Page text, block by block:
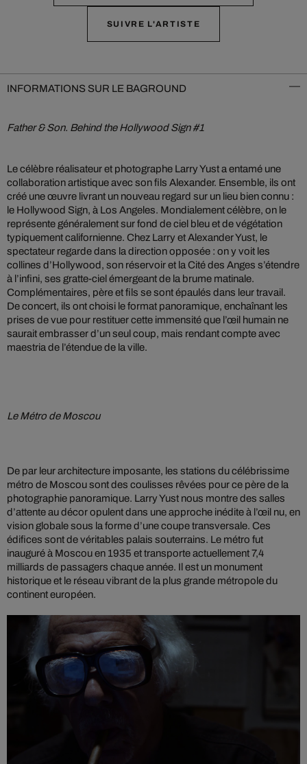
SUIVRE L'ARTISTE
INFORMATIONS SUR LE BAGROUND
Father & Son. Behind the Hollywood Sign #1
Le célèbre réalisateur et photographe Larry Yust a entamé une
collaboration artistique avec son fils Alexander. Ensemble, ils ont
créé une œuvre livrant un nouveau regard sur un lieu bien connu :
le Hollywood Sign, à Los Angeles. Mondialement célèbre, on le
représente généralement sur fond de ciel bleu et de végétation
typiquement californienne. Chez Larry et Alexander Yust, le
spectateur regarde dans la direction opposée : on y voit les
collines d’Hollywood, son réservoir et la Cité des Anges s’étendre
à l’infini, ses gratte-ciel émergeant de la brume matinale.
Complémentaires, père et fils se sont épaulés dans leur travail.
De concert, ils ont choisi le format panoramique, enchaînant les
prises de vue pour restituer cette immensité que l’œil humain ne
saurait embrasser d’un seul coup, mais rendant compte avec
maestria de l’étendue de la ville.
Le Métro de Moscou
De par leur architecture imposante, les stations du célébrissime
métro de Moscou sont des coulisses rêvées pour ce père de la
photographie panoramique. Larry Yust nous montre des salles
d’attente au décor opulent dans une approche inédite à l’œil nu, en
vision globale sous la forme d’une coupe transversale. Ces
édifices sont de véritables palais souterrains. Le métro fut
inauguré à Moscou en 1935 et transporte actuellement 7,4
milliards de passagers chaque année. Il est un monument
historique et le réseau vibrant de la plus grande métropole du
continent européen.